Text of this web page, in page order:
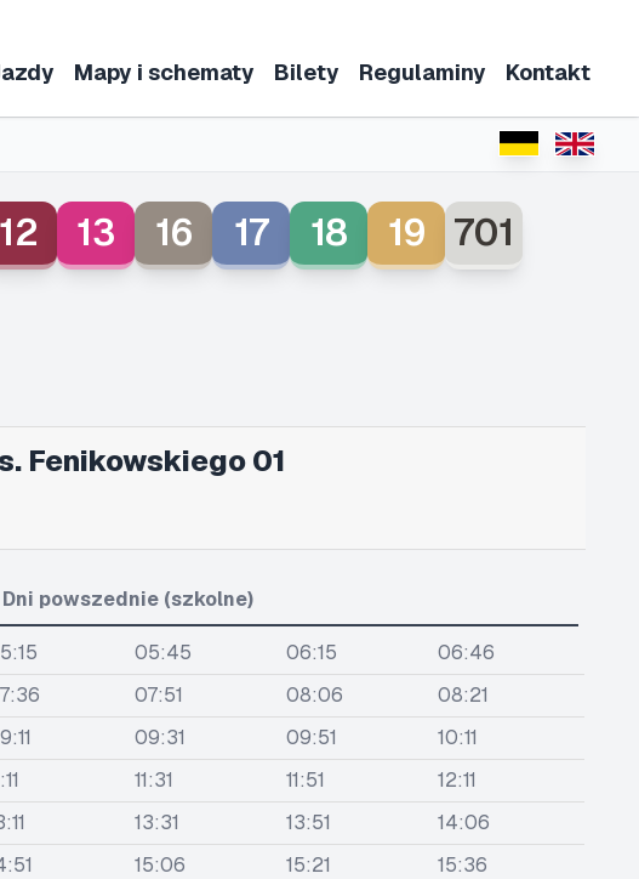
Mapy i schematy Bilety Regulaminy Kontakt
12 13 16 17 18 19 701
Fenikowskiego 01
Dni powszednie (szkolne)
05:45 06:15
06:46
07:51 08:06
08:21
09:31 09:51
10:11
11:31 11:51
12:11
13:31 13:51
14:06
15:06 15:21
15:36